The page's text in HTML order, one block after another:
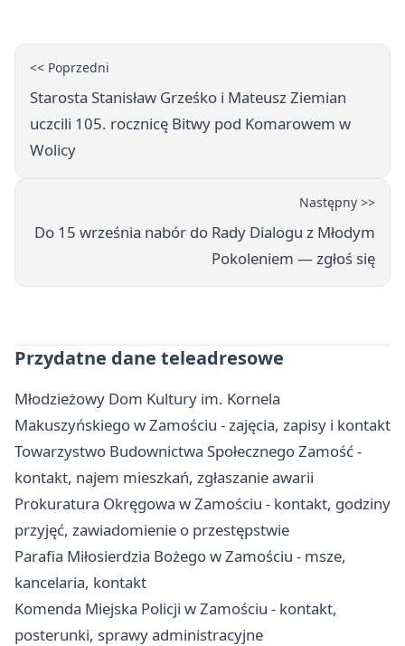
<< Poprzedni
Starosta Stanisław Grześko i Mateusz Ziemian
uczcili 105. rocznicę Bitwy pod Komarowem w
Wolicy
Następny >>
Do 15 września nabór do Rady Dialogu z Młodym
Pokoleniem — zgłoś się
Przydatne dane teleadresowe
Młodzieżowy Dom Kultury im. Kornela
Makuszyńskiego w Zamościu - zajęcia, zapisy i kontakt
Towarzystwo Budownictwa Społecznego Zamość -
kontakt, najem mieszkań, zgłaszanie awarii
Prokuratura Okręgowa w Zamościu - kontakt, godziny
przyjęć, zawiadomienie o przestępstwie
Parafia Miłosierdzia Bożego w Zamościu - msze,
kancelaria, kontakt
Komenda Miejska Policji w Zamościu - kontakt,
posterunki, sprawy administracyjne